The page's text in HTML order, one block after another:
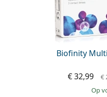
Biofinity
€ 32,99 €
op